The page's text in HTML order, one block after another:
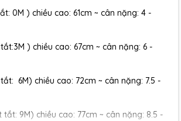
0M ) chiều cao: 61cm ~ cân nặng: 4 -
) chiều cao: 67cm ~ cân nặng: 6 -
6M) chiều cao: 72cm ~ cân nặng: 7.5 -
tắt: 9M) chiều cao: 77cm ~ cân nặng: 8.5 -